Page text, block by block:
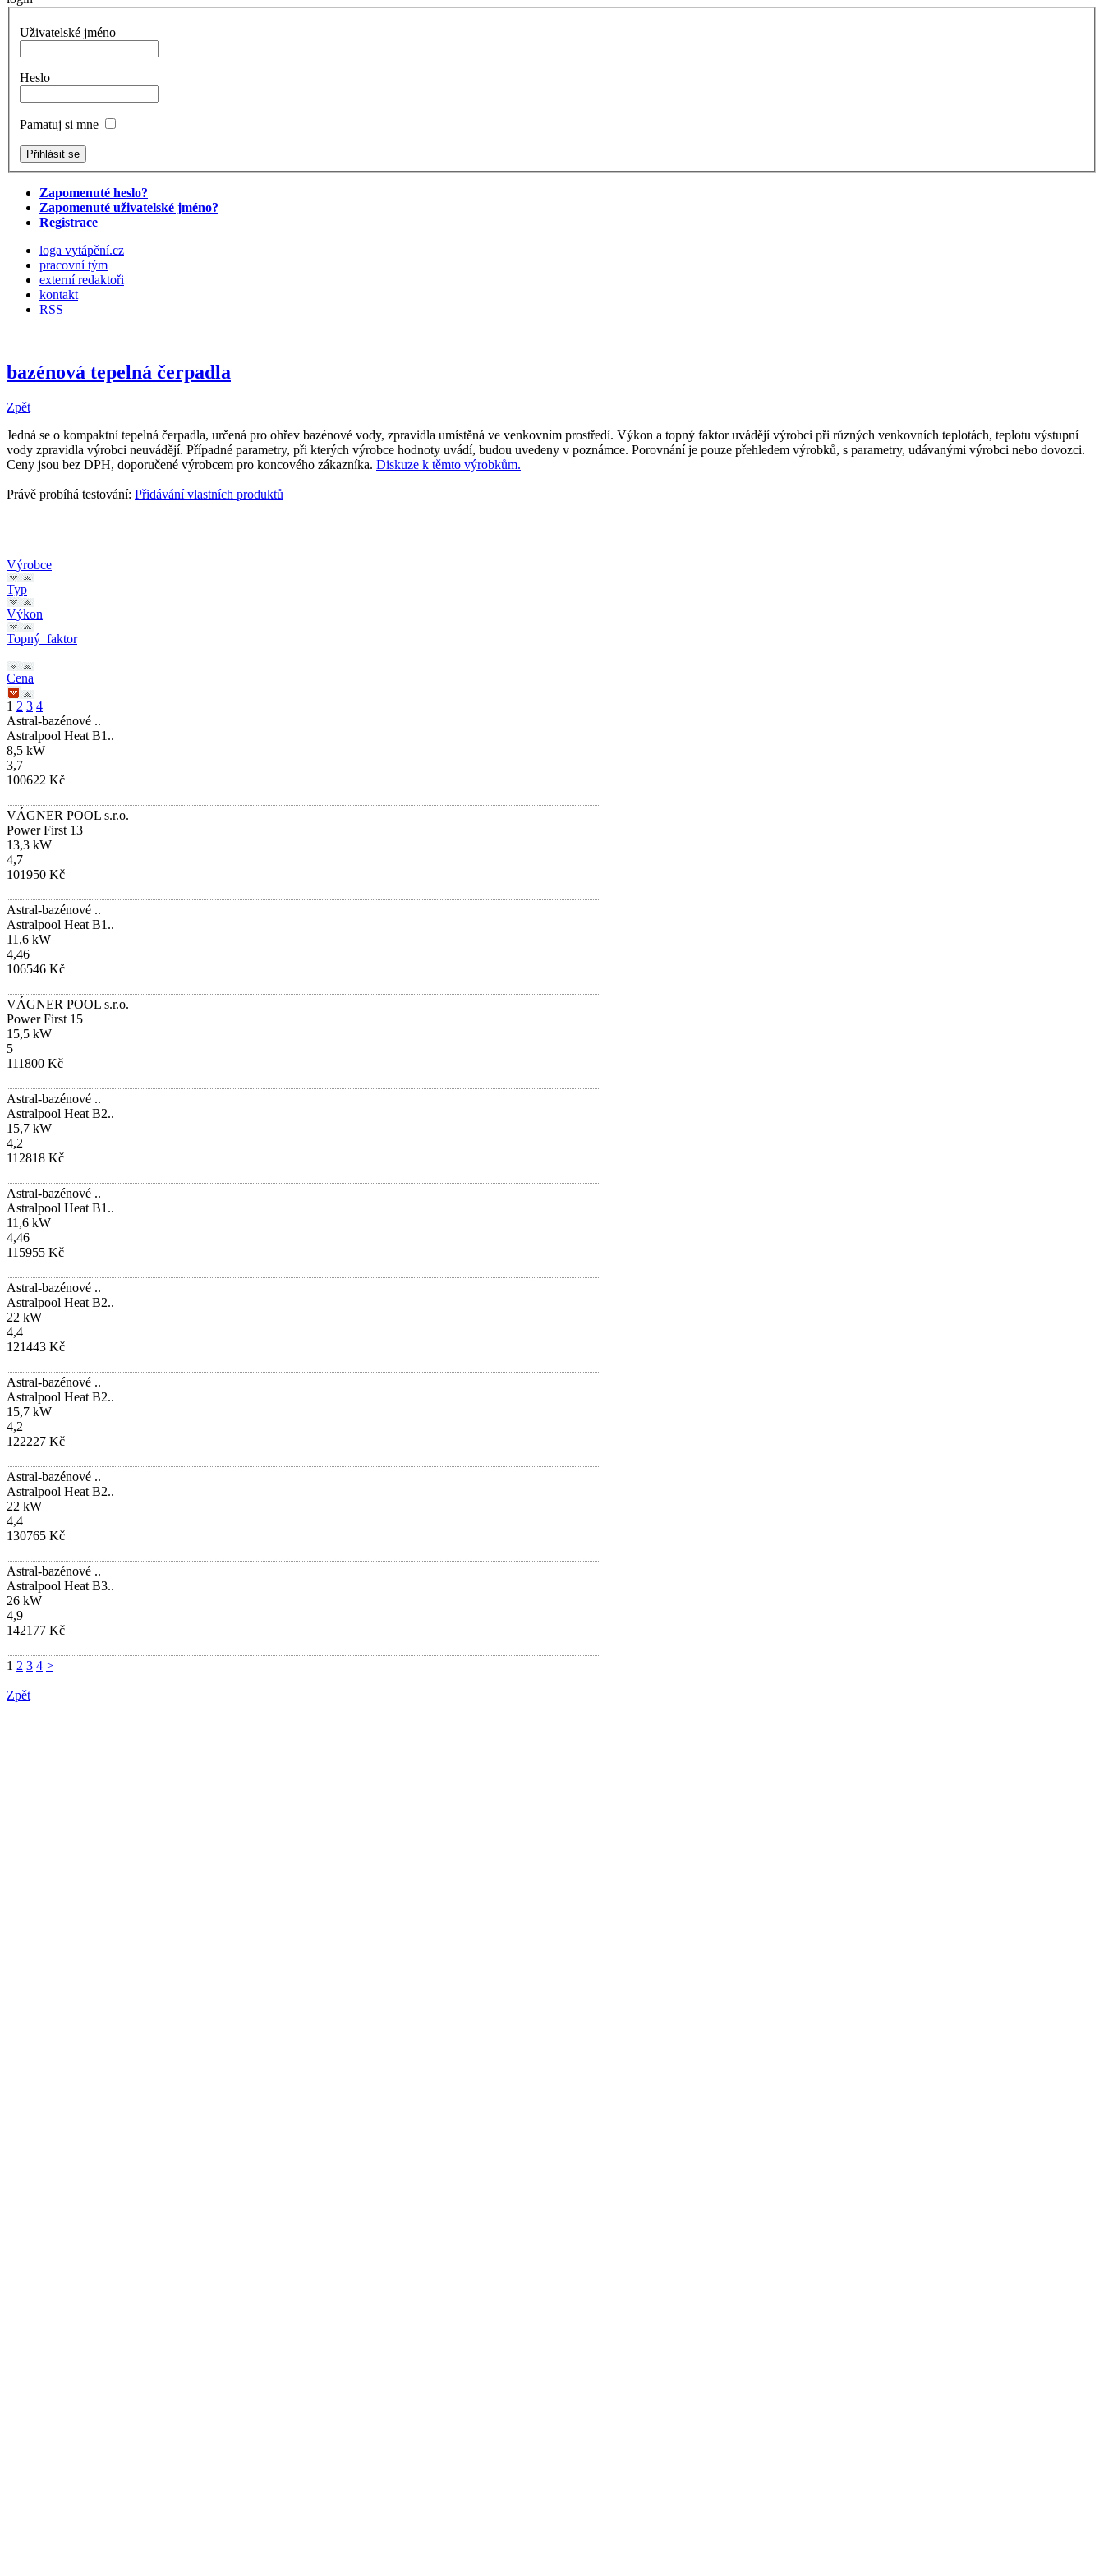
Uživatelské jméno
Heslo
Pamatuj si mne
Zapomenuté heslo?
Zapomenuté uživatelské jméno?
Registrace
loga vytápění.cz
pracovní tým
externí redaktoři
kontakt
RSS
bazénová tepelná čerpadla
Zpět
Jedná se o kompaktní tepelná čerpadla, určená pro ohřev bazénové vody, zpravidla umístěná ve venkovním prostředí. Výkon a topný faktor uvádějí výrobci při různých venkovních teplotách, teplotu výstupní
vody zpravidla výrobci neuvádějí. Případné parametry, při kterých výrobce hodnoty uvádí, budou uvedeny v poznámce. Porovnání je pouze přehledem výrobků, s parametry, udávanými výrobci nebo dovozci.
Ceny jsou bez DPH, doporučené výrobcem pro koncového zákazníka. Diskuze k těmto výrobkům.
Právě probíhá testování: Přidávání vlastních produktů
Výrobce
Typ
Výkon
Topný_faktor
Cena
1 2 3 4
Astral-bazénové ..
Astralpool Heat B1..
8,5 kW
3,7
100622 Kč
VÁGNER POOL s.r.o.
Power First 13
13,3 kW
4,7
101950 Kč
Astral-bazénové ..
Astralpool Heat B1..
11,6 kW
4,46
106546 Kč
VÁGNER POOL s.r.o.
Power First 15
15,5 kW
5
111800 Kč
Astral-bazénové ..
Astralpool Heat B2..
15,7 kW
4,2
112818 Kč
Astral-bazénové ..
Astralpool Heat B1..
11,6 kW
4,46
115955 Kč
Astral-bazénové ..
Astralpool Heat B2..
22 kW
4,4
121443 Kč
Astral-bazénové ..
Astralpool Heat B2..
15,7 kW
4,2
122227 Kč
Astral-bazénové ..
Astralpool Heat B2..
22 kW
4,4
130765 Kč
Astral-bazénové ..
Astralpool Heat B3..
26 kW
4,9
142177 Kč
1 2 3 4 >
Zpět